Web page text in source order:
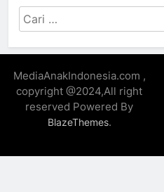
Cari
untuk:
MediaAnakIndonesia.com ,
copyright @2024,All right
reserved Powered By
BlazeThemes.